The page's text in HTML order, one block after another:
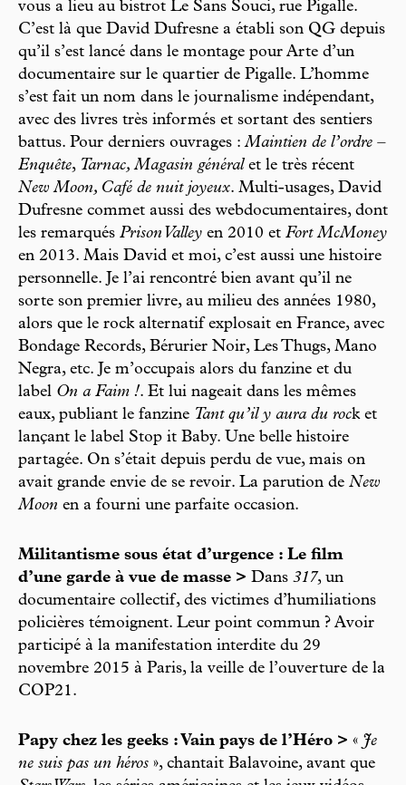
vous a lieu au bistrot Le Sans Souci, rue Pigalle.
C’est là que David Dufresne a établi son QG depuis
qu’il s’est lancé dans le montage pour Arte d’un
documentaire sur le quartier de Pigalle. L’homme
s’est fait un nom dans le journalisme indépendant,
avec des livres très informés et sortant des sentiers
battus. Pour derniers ouvrages :Maintien de l’ordre –
Enquête, Tarnac, Magasin généralet le très récent
New Moon, Café de nuit joyeux. Multi-usages, David
Dufresne commet aussi des webdocumentaires, dont
les remarqués Prison Valley en 2010 et Fort McMoney
en 2013. Mais David et moi, c’est aussi une histoire
personnelle. Je l’ai rencontré bien avant qu’il ne
sorte son premier livre, au milieu des années 1980,
alors que le rock alternatif explosait en France, avec
Bondage Records, Bérurier Noir, Les Thugs, Mano
Negra, etc. Je m’occupais alors du fanzine et du
label On a Faim !. Et lui nageait dans les mêmes
eaux, publiant le fanzine Tant qu’il y aura du rock et
lançant le label Stop it Baby. Une belle histoire
partagée. On s’était depuis perdu de vue, mais on
avait grande envie de se revoir. La parution de New
Moon en a fourni une parfaite occasion.
Militantisme sous état d’urgence : Le film
d’une garde à vue de masse > Dans 317, un
documentaire collectif, des victimes d’humiliations
policières témoignent. Leur point commun ? Avoir
participé à la manifestation interdite du 29
novembre 2015 à Paris, la veille de l’ouverture de la
COP21.
Papy chez les geeks : Vain pays de l’Héro > « Je
ne suis pas un héros », chantait Balavoine, avant que